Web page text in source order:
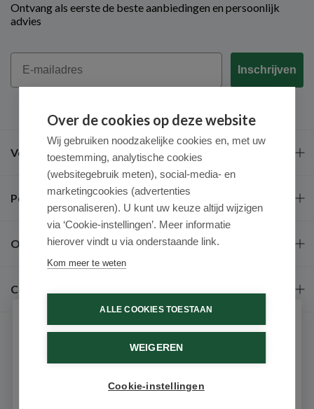
Ontvang als eerste de beste aanbiedingen en persoonlijk
advies
Email
Inschrijven
Veel gestelde vragen
Populaire merken
Over ons
Contact
9.6 / 10 (531 beoordelingen)
Over de cookies op deze website
Wij gebruiken noodzakelijke cookies en, met uw
toestemming, analytische cookies
(websitegebruik meten), social-media- en
marketingcookies (advertenties
personaliseren). U kunt uw keuze altijd wijzigen
via ‘Cookie-instellingen’. Meer informatie
hierover vindt u via onderstaande link.
Kom meer te weten
ALLE COOKIES TOESTAAN
WEIGEREN
Cookie-instellingen
Schrijf je in voor onze nieuwsbrief
Ontvang als eerste de beste aanbiedingen en persoonlijk
advies